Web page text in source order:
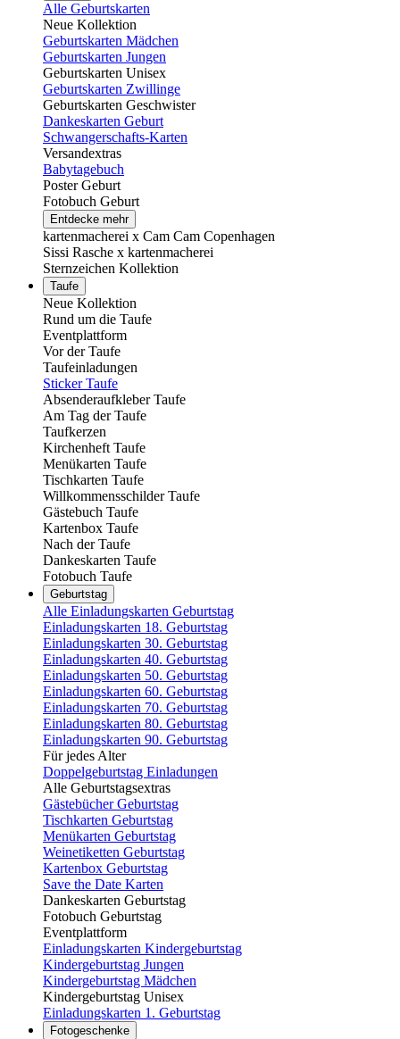
Alle Geburtskarten
Neue Kollektion
Geburtskarten Mädchen
Geburtskarten Jungen
Geburtskarten Unisex
Geburtskarten Zwillinge
Geburtskarten Geschwister
Dankeskarten Geburt
Schwangerschafts-Karten
Versandextras
Babytagebuch
Poster Geburt
Fotobuch Geburt
Entdecke mehr
kartenmacherei x Cam Cam Copenhagen
Sissi Rasche x kartenmacherei
Sternzeichen Kollektion
Taufe
Neue Kollektion
Rund um die Taufe
Eventplattform
Vor der Taufe
Taufeinladungen
Sticker Taufe
Absenderaufkleber Taufe
Am Tag der Taufe
Taufkerzen
Kirchenheft Taufe
Menükarten Taufe
Tischkarten Taufe
Willkommensschilder Taufe
Gästebuch Taufe
Kartenbox Taufe
Nach der Taufe
Dankeskarten Taufe
Fotobuch Taufe
Geburtstag
Alle Einladungskarten Geburtstag
Einladungskarten 18. Geburtstag
Einladungskarten 30. Geburtstag
Einladungskarten 40. Geburtstag
Einladungskarten 50. Geburtstag
Einladungskarten 60. Geburtstag
Einladungskarten 70. Geburtstag
Einladungskarten 80. Geburtstag
Einladungskarten 90. Geburtstag
Für jedes Alter
Doppelgeburtstag Einladungen
Alle Geburtstagsextras
Gästebücher Geburtstag
Tischkarten Geburtstag
Menükarten Geburtstag
Weinetiketten Geburtstag
Kartenbox Geburtstag
Save the Date Karten
Dankeskarten Geburtstag
Fotobuch Geburtstag
Eventplattform
Einladungskarten Kindergeburtstag
Kindergeburtstag Jungen
Kindergeburtstag Mädchen
Kindergeburtstag Unisex
Einladungskarten 1. Geburtstag
Fotogeschenke